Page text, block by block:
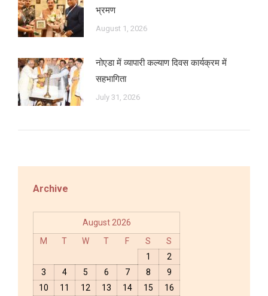
भ्रमण
August 1, 2026
नोएडा में व्यापारी कल्याण दिवस कार्यक्रम में
सहभागिता
July 31, 2026
Archive
August 2026
M
T W T F S
S
1
2
3
4 5 6 7 8
9
10
11 12 13 14 15
16